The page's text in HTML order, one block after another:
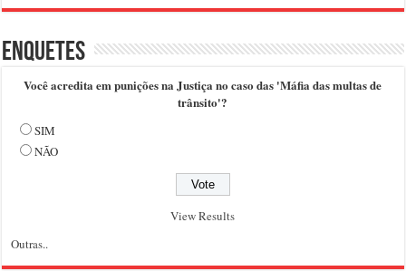
Enquetes
Você acredita em punições na Justiça no caso das 'Máfia das multas de
trânsito'?
SIM
NÃO
View Results
Outras..